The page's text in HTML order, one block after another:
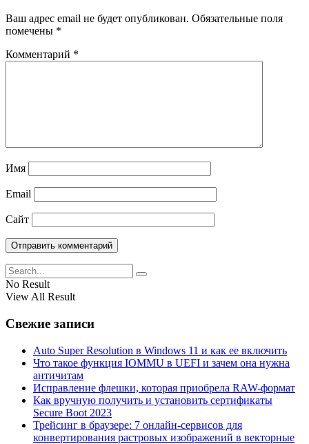
Ваш адрес email не будет опубликован. Обязательные поля
помечены *
Комментарий *
Имя
Email
Сайт
No Result
View All Result
Свежие записи
Auto Super Resolution в Windows 11 и как ее включить
Что такое функция IOMMU в UEFI и зачем она нужна
античитам
Исправление флешки, которая приобрела RAW-формат
Как вручную получить и установить сертификаты
Secure Boot 2023
Трейсинг в браузере: 7 онлайн-сервисов для
конвертирования растровых изображений в векторные